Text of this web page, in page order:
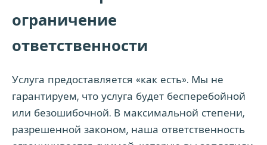
ограничение
ответственности
Услуга предоставляется «как есть». Мы не
гарантируем, что услуга будет бесперебойной
или безошибочной. В максимальной степени,
разрешенной законом, наша ответственность